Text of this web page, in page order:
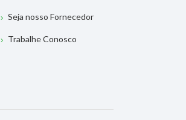
Seja nosso Fornecedor
Trabalhe Conosco